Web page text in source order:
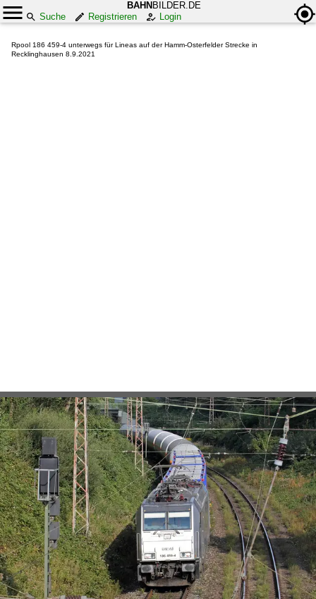
BAHN BILDER.DE
Suche
Registrieren Login
Rpool 186 459-4 unterwegs für Lineas auf der Hamm-Osterfelder Strecke in
Recklinghausen 8.9.2021